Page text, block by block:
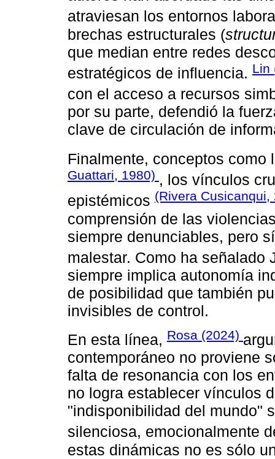
atraviesan los entornos
brechas estructurales (
que median entre redes
estratégicos de influencia. Lin
con el acceso a recursos
por su parte, defendió la
clave de circulación de
Finalmente, conceptos
Guattari, 1980) , los vínculos
epistémicos (Rivera
comprensión de las
siempre denunciables, pero
malestar. Como ha señalado
siempre implica autonomía
de posibilidad que también
invisibles de control.
En esta línea, Rosa (2024)
contemporáneo no proviene
falta de resonancia con los
no logra establecer vínculos
"indisponibilidad del mundo"
silenciosa, emocionalmente
estas dinámicas no es sólo